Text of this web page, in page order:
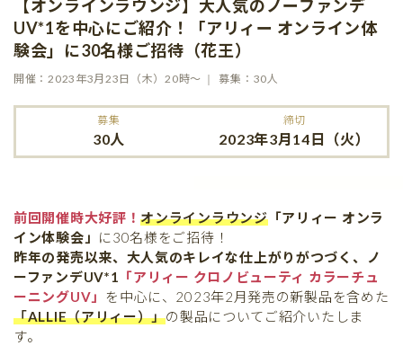
【オンラインラウンジ】大人気のノーファンデ
UV*1を中心にご紹介！「アリィー オンライン体
験会」に30名様ご招待（花王）
開催：2023年3月23日（木）20時〜 募集：30人
募集
30人
締切
2023年3月14日（火）
前回開催時大好評！オンラインラウンジ「アリィー オンラ
イン体験会」 に30名様をご招待！
昨年の発売以来、大人気のキレイな仕上がりがつづく、ノ
ーファンデUV*1 「アリィー クロノビューティ カラーチュ
ーニングUV」 を中心に、2023年2月発売の新製品を含めた
「ALLIE（アリィー）」の製品についてご紹介いたしま
す。